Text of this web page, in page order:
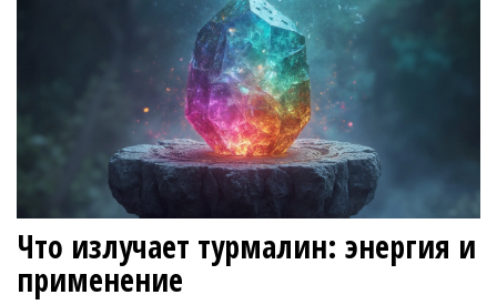
Что излучает турмалин: энергия и
применение